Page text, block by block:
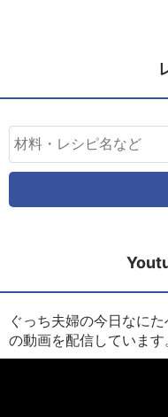
ぐっち夫婦の今日なに
の動画を配信しています